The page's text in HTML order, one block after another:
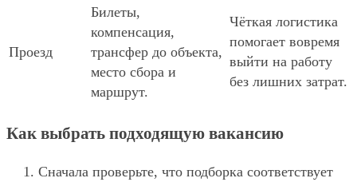
Проезд
Билеты,
компенсация,
трансфер до объекта,
место сбора и
маршрут.
Чёткая логистика
помогает вовремя
выйти на работу
без лишних затрат.
Как выбрать подходящую вакансию
Сначала проверьте, что подборка соответствует